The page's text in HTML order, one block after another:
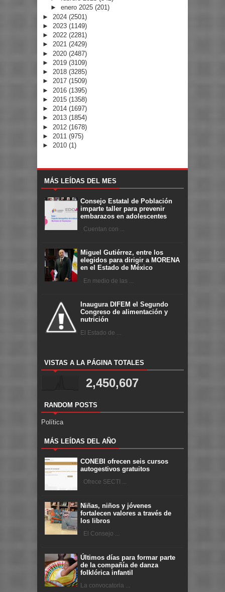
► enero 2025 (201)
► 2024 (2501)
► 2023 (1149)
► 2022 (2281)
► 2021 (2429)
► 2020 (2487)
► 2019 (3109)
► 2018 (3285)
► 2017 (1509)
► 2016 (1395)
► 2015 (1358)
► 2014 (1697)
► 2013 (1854)
► 2012 (1678)
► 2011 (975)
► 2010 (1)
MÁS LEÍDAS DEL MES
Consejo Estatal de Población
imparte taller para prevenir
embarazos en adolescentes
Cuentan con ...
Miguel Gutiérrez, entre los
elegidos para dirigir a MORENA
en el Estado de México
En medio de las ...
Inaugura DIFEM el Segundo
Congreso de alimentación y
nutrición
El Estado de ...
VISTAS A LA PÁGINA TOTALES
2,450,607
RANDOM POSTS
Política
MÁS LEÍDAS DEL AÑO
CONEBI ofrecen seis cursos
autogestivos gratuitos
Ofrece SECTI ...
Niñas, niños y jóvenes
fortalecen valores a través de
los libros
El Consejo ...
Últimos días para formar parte
de la compañía de danza
folklórica infantil
La convocatoria ...